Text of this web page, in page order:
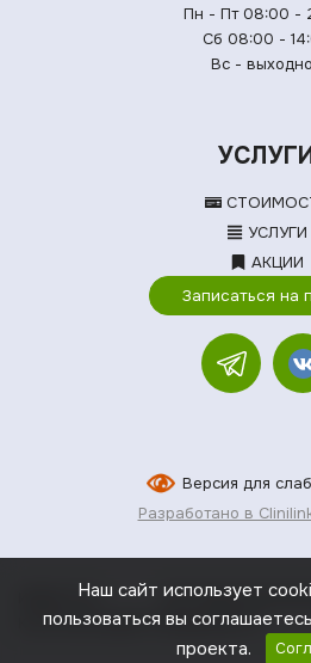
Пн - Пт 08:00 -
Сб 08:00 -
Вс -
УСЛУГИ
АКЦИИ
Записаться на
Версия для
Разработано в
ИМЕЮТСЯ
КОНСУЛЬТАЦИЯ СПЕЦИАЛИСТА
Наш сайт использует
пользоваться вы
проекта.